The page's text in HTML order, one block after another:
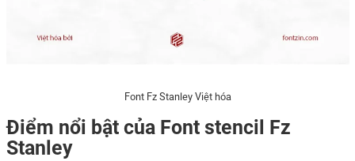
Font Fz Stanley Việt hóa
Điểm nổi bật của Font stencil Fz
Stanley